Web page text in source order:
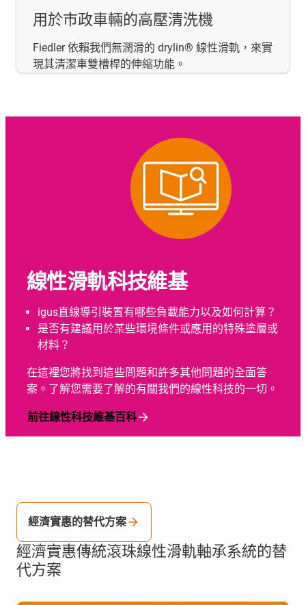
用於市政車輛的高壓清洗機
Fiedler 依賴我們無潤滑的 drylin® 線性滑軌，來實
現其清潔車雙槽桿的伸縮功能。
線性滑軌科技維基
igus直線導引裝置有哪些負載能力以及如何計算？
是否有建議用於某些環境條件或應用的特殊塗層或
材料？
在這裡您將找到這些問題和許多其他問題的全面答
案。了解您需要了解的有關我們的線性科技的一切。
前往線性科技維基百科
經濟實惠傳統滾珠線性滑軌軸承系統的替
代方案
經濟實惠的替代方案